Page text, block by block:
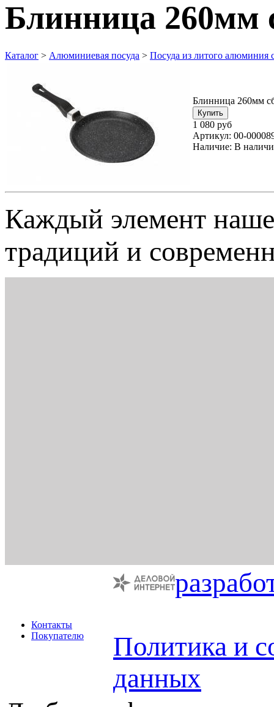
Блинница 260мм
Каталог > Алюминиевая посуда > Посуда из литого алюминия
Блинница 260мм
1 080 руб
Артикул: 00-
Наличие: В
Каждый элемент
традиций и
Контакты
Покупателю
Политика и
данных